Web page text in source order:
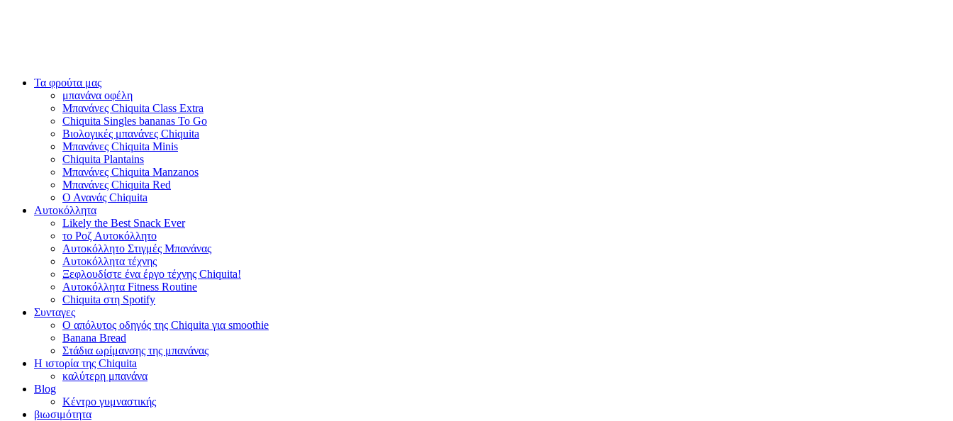
Τα φρούτα μας
μπανάνα οφέλη
Μπανάνες Chiquita Class Extra
Chiquita Singles bananas To Go
Βιολογικές μπανάνες Chiquita
Μπανάνες Chiquita Minis
Chiquita Plantains
Μπανάνες Chiquita Manzanos
Μπανάνες Chiquita Red
Ο Ανανάς Chiquita
Αυτοκόλλητα
Likely the Best Snack Ever
το Ροζ Αυτοκόλλητο
Αυτοκόλλητο Στιγμές Μπανάνας
Αυτοκόλλητα τέχνης
Ξεφλουδίστε ένα έργο τέχνης Chiquita!
Αυτοκόλλητα Fitness Routine
Chiquita στη Spotify
Συνταγες
Ο απόλυτος οδηγός της Chiquita για smoothie
Banana Bread
Στάδια ωρίμανσης της μπανάνας
Η ιστορία της Chiquita
καλύτερη μπανάνα
Blog
Κέντρο γυμναστικής
βιωσιμότητα